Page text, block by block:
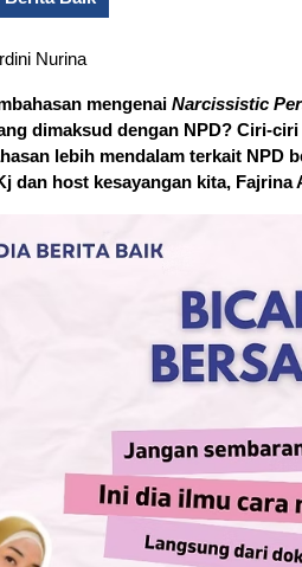
Nurina
mengenai Narcissistic
dimaksud dengan NPD? Ciri-
lebih mendalam terkait NPD
dan host kesayangan kita, Fajrina